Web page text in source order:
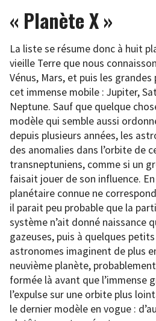
« Planète X »
La liste se résume donc à huit
vieille Terre que nous
Vénus, Mars, et puis les
cet immense mobile : Jupiter,
Neptune. Sauf que quelque
modèle qui semble aussi
depuis plusieurs années, les
des anomalies dans l’orbite de
transneptuniens, comme si un
faisait jouer de son influence.
planétaire connue ne
il parait peu probable que la
système n’ait donné naissance
gazeuses, puis à quelques
astronomes imaginent de plus
neuvième planète,
formée là avant que l’immense
l’expulse sur une orbite plus
le dernier modèle en vogue :